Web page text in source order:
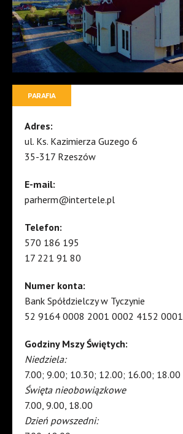
PARAFIA
Adres:
ul. Ks. Kazimierza Guzego 6
35-317 Rzeszów
E-mail:
parherm@intertele.pl
Telefon:
570 186 195
17 221 91 80
Numer konta:
Bank Spółdzielczy w Tyczynie
52 9164 0008 2001 0002 4152 0001
Godziny Mszy Świętych:
Niedziela:
7.00; 9.00; 10.30; 12.00; 16.00; 18.00
Święta nieobowiązkowe
7.00, 9.00, 18.00
Dzień powszedni: